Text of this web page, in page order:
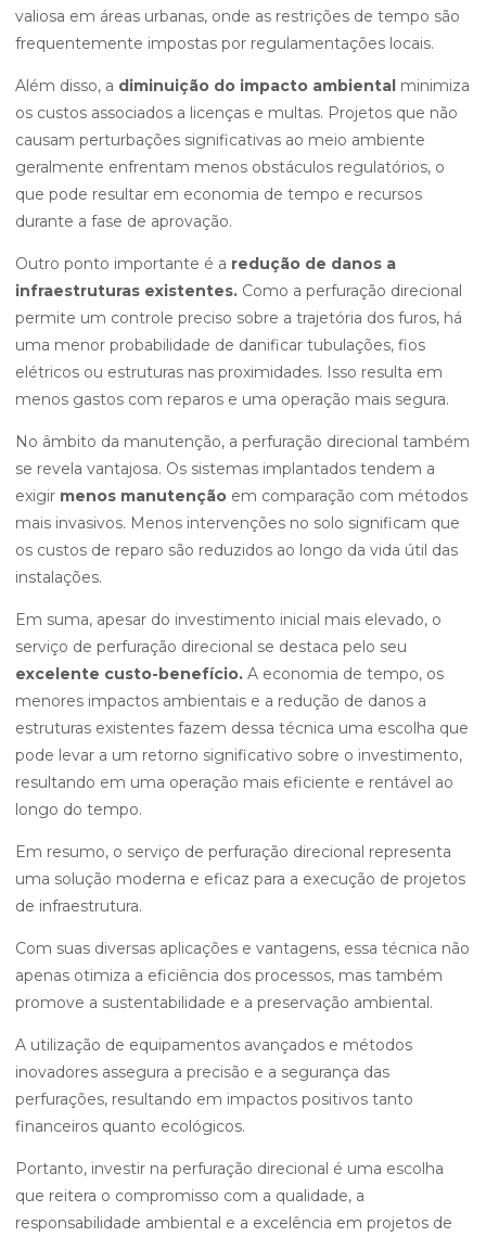
valiosa em áreas urbanas, onde as restrições de tempo são
frequentemente impostas por regulamentações locais.
Além disso, a diminuição do impacto ambiental minimiza
os custos associados a licenças e multas. Projetos que não
causam perturbações significativas ao meio ambiente
geralmente enfrentam menos obstáculos regulatórios, o
que pode resultar em economia de tempo e recursos
durante a fase de aprovação.
Outro ponto importante é a redução de danos a
infraestruturas existentes. Como a perfuração direcional
permite um controle preciso sobre a trajetória dos furos, há
uma menor probabilidade de danificar tubulações, fios
elétricos ou estruturas nas proximidades. Isso resulta em
menos gastos com reparos e uma operação mais segura.
No âmbito da manutenção, a perfuração direcional também
se revela vantajosa. Os sistemas implantados tendem a
exigir menos manutenção em comparação com métodos
mais invasivos. Menos intervenções no solo significam que
os custos de reparo são reduzidos ao longo da vida útil das
instalações.
Em suma, apesar do investimento inicial mais elevado, o
serviço de perfuração direcional se destaca pelo seu
excelente custo-benefício. A economia de tempo, os
menores impactos ambientais e a redução de danos a
estruturas existentes fazem dessa técnica uma escolha que
pode levar a um retorno significativo sobre o investimento,
resultando em uma operação mais eficiente e rentável ao
longo do tempo.
Em resumo, o serviço de perfuração direcional representa
uma solução moderna e eficaz para a execução de projetos
de infraestrutura.
Com suas diversas aplicações e vantagens, essa técnica não
apenas otimiza a eficiência dos processos, mas também
promove a sustentabilidade e a preservação ambiental.
A utilização de equipamentos avançados e métodos
inovadores assegura a precisão e a segurança das
perfurações, resultando em impactos positivos tanto
financeiros quanto ecológicos.
Portanto, investir na perfuração direcional é uma escolha
que reitera o compromisso com a qualidade, a
responsabilidade ambiental e a excelência em projetos de